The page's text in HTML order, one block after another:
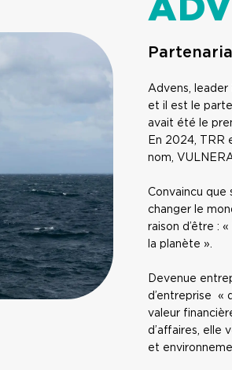
Advens, leader
et il est le
avait été le
En 2024, TRR
nom,
Convaincu que
changer le
raison d’être :
la planète ».
Devenue
d’entreprise «
valeur
d’affaires, elle
et